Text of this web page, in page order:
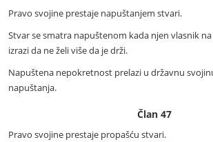
Pravo svojine prestaje napuštanjem stvari.
Stvar se smatra napuštenom kada njen vlasnik
izrazi da ne želi više da je drži.
Napuštena nepokretnost prelazi u državnu
napuštanja.
Član 47
Pravo svojine prestaje propašću stvari.